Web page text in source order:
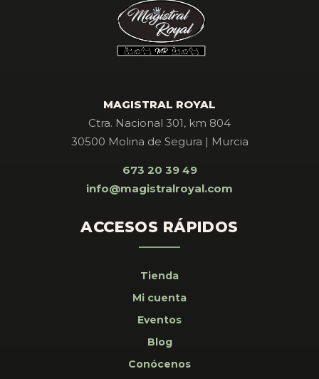
MAGISTRAL ROYAL
Ctra. Nacional 301, km 804
30500 Molina de Segura | Murcia
673 20 39 49
info@magistralroyal.com
ACCESOS RÁPIDOS
Tienda
Mi cuenta
Eventos
Blog
Conócenos